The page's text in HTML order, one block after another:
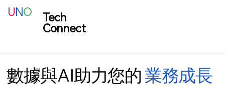
Tech
Connect
UNO
數據與AI助力您的業務成長